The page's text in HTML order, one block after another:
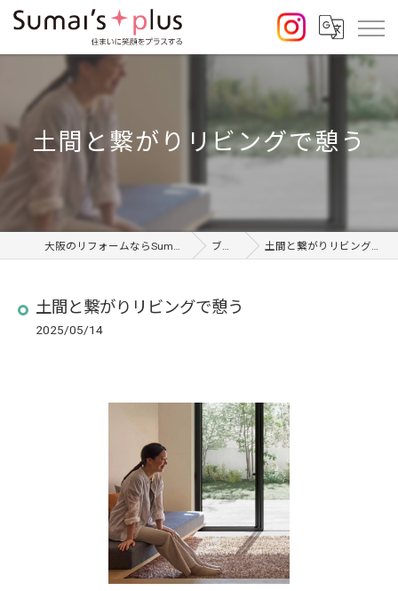
土間と繋がりリビングで憩う
大阪のリフォームならSumai's Plus ブログ 土間と繋がりリビングで憩う
土間と繋がりリビングで憩う
2025/05/14